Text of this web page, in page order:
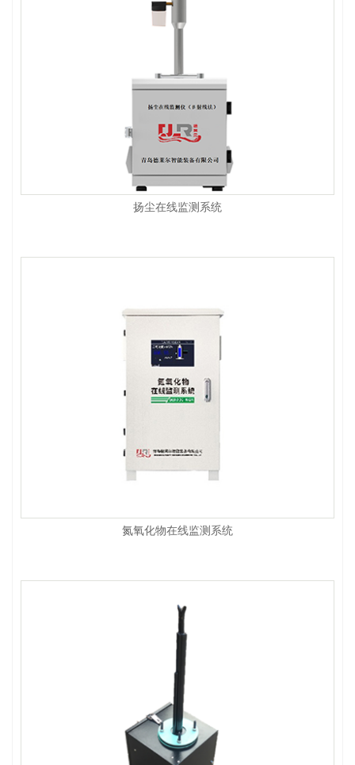
扬尘在线监测系统
氮氧化物在线监测系统